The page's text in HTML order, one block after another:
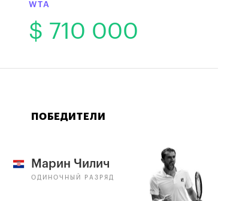
WTA
$ 710 000
ПОБЕДИТЕЛИ
Марин Чилич
ОДИНОЧНЫЙ РАЗРЯД